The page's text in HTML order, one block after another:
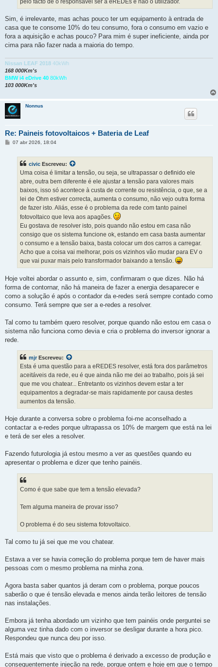
Sim, é irrelevante, mas achas pouco ter um equipamento à entrada de
casa que te consome 10% do teu consumo, fora o consumo em vazio e
fora a aquisição e achas pouco? Para mim é super ineficiente, ainda por
cima para não fazer nada a maioria do tempo.
Nissan LEAF 2018 40kWh
168 000Km's
BMW i4 eDrive 40 80kWh
103 000Km's
Nonnus
Re: Paineis fotovoltaicos + Bateria de Leaf
M07 abr 2026, 18:04
civic Escreveu:
Uma coisa é limitar a tensão, ou seja, se ultrapassar o definido ele
abre, outra bem diferente é ele ajustar a tensão para valores mais
baixos, isso só acontece à custa de corrente ou resistência, o que, se a
lei de Ohm estiver correcta, aumenta o consumo, não vejo outra forma
de fazer isto. Aliás, esse é o problema da rede com tanto painel
fotovoltaico que leva aos apagões.
Eu gostava de resolver isto, pois quando não estou em casa não
consigo que os sistema funcione ok, estando em casa basta aumentar
o consumo e a tensão baixa, basta colocar um dos carros a carregar.
Acho que a coisa vai melhorar, pois os vizinhos vão mudar para EV o
que vai puxar mais pelo transformador baixando a tensão.
Hoje voltei abordar o assunto e, sim, confirmaram o que dizes. Não há
forma de contornar, não há maneira de fazer a energia desaparecer e
como a solução é após o contador da e-redes será sempre contado como
consumo. Terá sempre que ser a e-redes a resolver.
Tal como tu também quero resolver, porque quando não estou em casa o
sistema não funciona como devia e cria o problema do inversor ignorar a
rede.
mjr Escreveu:
Esta é uma questão para a eREDES resolver, está fora dos parâmetros
aceitáveis da rede, eu é que ainda não me dei ao trabalho, pois já sei
que me vou chatear... Entretanto os vizinhos devem estar a ter
equipamentos a degradar-se mais rapidamente por causa destes
aumentos da tensão.
Hoje durante a conversa sobre o problema foi-me aconselhado a
contactar a e-redes porque ultrapassa os 10% de margem que está na lei
e terá de ser eles a resolver.
Fazendo futurologia já estou mesmo a ver as questões quando eu
apresentar o problema e dizer que tenho painéis.
Como é que sabe que tem a tensão elevada?
Tem alguma maneira de provar isso?
O problema é do seu sistema fotovoltaico.
Tal como tu já sei que me vou chatear.
Estava a ver se havia correção do problema porque tem de haver mais
pessoas com o mesmo problema na minha zona.
Agora basta saber quantos já deram com o problema, porque poucos
saberão o que é tensão elevada e menos ainda terão leitores de tensão
nas instalações.
Embora já tenha abordado um vizinho que tem painéis onde perguntei se
alguma vez tinha dado com o inversor se desligar durante a hora pico.
Respondeu que nunca deu por isso.
Está mais que visto que o problema é derivado a excesso de produção e
consequentemente injeção na rede, porque ontem e hoje em que o tempo